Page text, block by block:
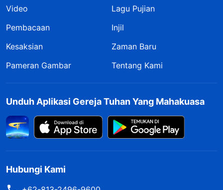
Video
Lagu Pujian
Pembacaan
Injil
Kesaksian
Zaman Baru
Pameran Gambar
Tentang Kami
Unduh Aplikasi Gereja Tuhan Yang Mahakuasa
Hubungi Kami